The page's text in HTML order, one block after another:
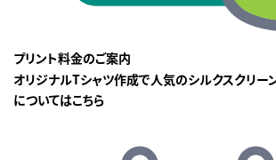
プリント料金のご案内
オリジナルTシャツ作成で人気のシルクスクリ
についてはこちら